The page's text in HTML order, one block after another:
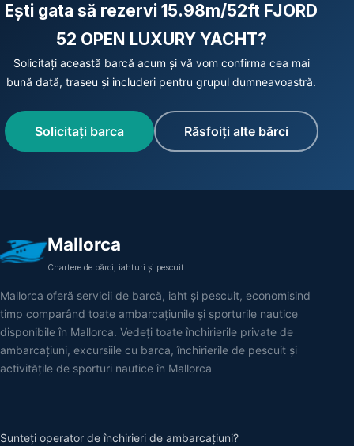
Ești gata să rezervi 15.98m/52ft FJORD
52 OPEN LUXURY YACHT?
Solicitați această barcă acum și vă vom confirma cea mai
bună dată, traseu și includeri pentru grupul dumneavoastră.
Solicitați barca Răsfoiți alte bărci
Mallorca
Chartere de bărci, iahturi și pescuit
Mallorca oferă servicii de barcă, iaht și pescuit, economisind
timp comparând toate ambarcațiunile și sporturile nautice
disponibile în Mallorca. Vedeți toate închirierile private de
ambarcațiuni, excursiile cu barca, închirierile de pescuit și
activitățile de sporturi nautice în Mallorca
Sunteți operator de închirieri de ambarcațiuni?